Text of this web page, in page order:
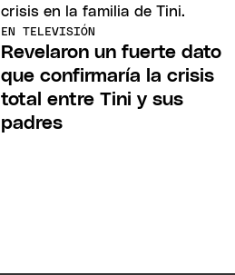
EN TELEVISIÓN
Revelaron un fuerte dato
que confirmaría la crisis
total entre Tini y sus
padres